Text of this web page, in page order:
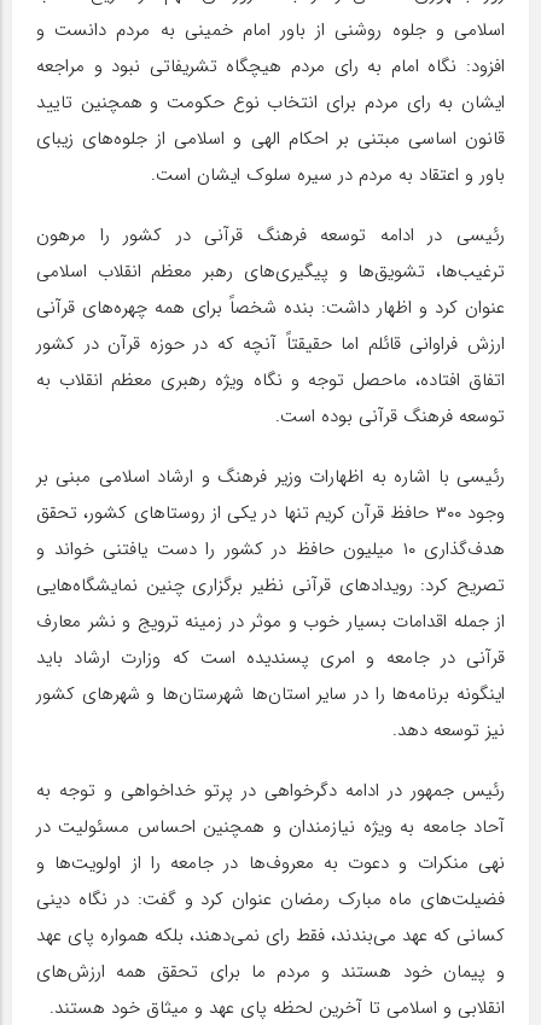
اسلامی و جلوه روشنی از باور امام خمینی به مردم دانست و
افزود: نگاه امام به رای مردم هیچگاه تشریفاتی نبود و مراجعه
ایشان به رای مردم برای انتخاب نوع حکومت و همچنین تایید
قانون اساسی مبتنی بر احکام الهی و اسلامی از جلوه‌های زیبای
باور و اعتقاد به مردم در سیره سلوک ایشان است.
رئیسی در ادامه توسعه فرهنگ قرآنی در کشور را مرهون
ترغیب‌ها، تشویق‌ها و پیگیری‌های رهبر معظم انقلاب اسلامی
عنوان کرد و اظهار داشت: بنده شخصاً برای همه چهره‌های قرآنی
ارزش فراوانی قائلم اما حقیقتاً آنچه که در حوزه قرآن در کشور
اتفاق افتاده، ماحصل توجه و نگاه ویژه رهبری معظم انقلاب به
توسعه فرهنگ قرآنی بوده است.
رئیسی با اشاره به اظهارات وزیر فرهنگ و ارشاد اسلامی مبنی بر
وجود ۳۰۰ حافظ قرآن کریم تنها در یکی از روستاهای کشور، تحقق
هدف‌گذاری ۱۰ میلیون حافظ در کشور را دست یافتنی خواند و
تصریح کرد: رویدادهای قرآنی نظیر برگزاری چنین نمایشگاه‌هایی
از جمله اقدامات بسیار خوب و موثر در زمینه ترویج و نشر معارف
قرآنی در جامعه و امری پسندیده است که وزارت ارشاد باید
اینگونه برنامه‌ها را در سایر استان‌ها شهرستان‌ها و شهرهای کشور
نیز توسعه دهد.
رئیس جمهور در ادامه دگرخواهی در پرتو خداخواهی و توجه به
آحاد جامعه به ویژه نیازمندان و همچنین احساس مسئولیت در
نهی منکرات و دعوت به معروف‌ها در جامعه را از اولویت‌ها و
فضیلت‌های ماه مبارک رمضان عنوان کرد و گفت: در نگاه دینی
کسانی که عهد می‌بندند، فقط رای نمی‌دهند، بلکه همواره پای عهد
و پیمان خود هستند و مردم ما برای تحقق همه ارزش‌های
انقلابی و اسلامی تا آخرین لحظه پای عهد و میثاق خود هستند.